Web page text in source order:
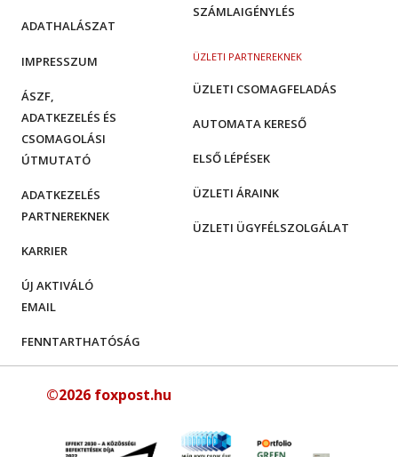
SZÁMLAIGÉNYLÉS
ÜZLETI PARTNEREKNEK
ÜZLETI CSOMAGFELADÁS
AUTOMATA KERESŐ
ELSŐ LÉPÉSEK
ÜZLETI ÁRAINK
ÜZLETI ÜGYFÉLSZOLGÁLAT
ADATHALÁSZAT
IMPRESSZUM
ÁSZF,
ADATKEZELÉS ÉS
CSOMAGOLÁSI
ÚTMUTATÓ
ADATKEZELÉS
PARTNEREKNEK
KARRIER
ÚJ AKTIVÁLÓ
EMAIL
FENNTARTHATÓSÁG
©2026 foxpost.hu